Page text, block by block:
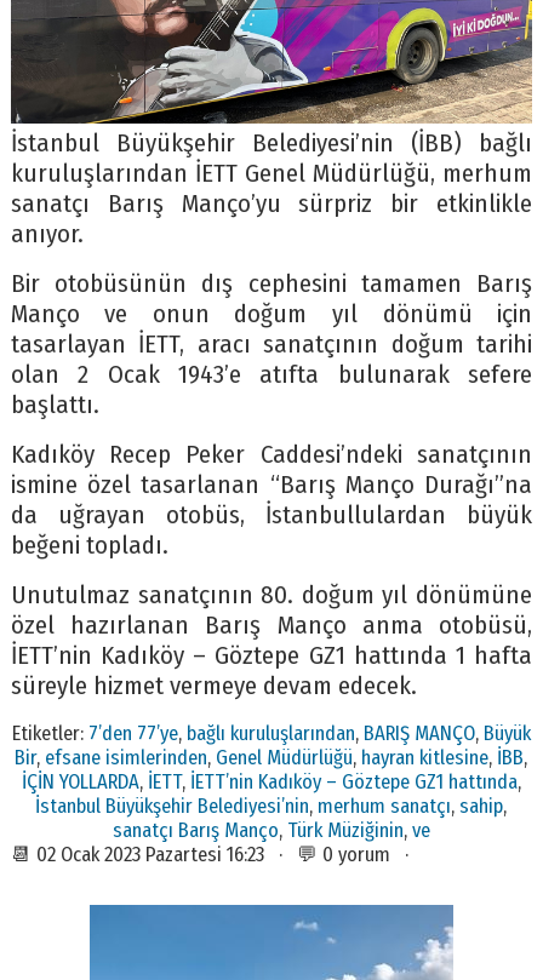
İstanbul Büyükşehir Belediyesi’nin (İBB) bağlı
kuruluşlarından İETT Genel Müdürlüğü, merhum
sanatçı Barış Manço’yu sürpriz bir etkinlikle
anıyor.
Bir otobüsünün dış cephesini tamamen Barış
Manço ve onun doğum yıl dönümü için
tasarlayan İETT, aracı sanatçının doğum tarihi
olan 2 Ocak 1943’e atıfta bulunarak sefere
başlattı.
Kadıköy Recep Peker Caddesi’ndeki sanatçının
ismine özel tasarlanan “Barış Manço Durağı”na
da uğrayan otobüs, İstanbullulardan büyük
beğeni topladı.
Unutulmaz sanatçının 80. doğum yıl dönümüne
özel hazırlanan Barış Manço anma otobüsü,
İETT’nin Kadıköy – Göztepe GZ1 hattında 1 hafta
süreyle hizmet vermeye devam edecek.
Etiketler: 7’den 77’ye, bağlı kuruluşlarından, BARIŞ MANÇO, Büyük
Bir, efsane isimlerinden, Genel Müdürlüğü, hayran kitlesine, İBB,
İÇİN YOLLARDA, İETT, İETT’nin Kadıköy – Göztepe GZ1 hattında,
İstanbul Büyükşehir Belediyesi’nin, merhum sanatçı,sahip,
sanatçı Barış Manço, Türk Müziğinin, ve
📆 02 Ocak 2023 Pazartesi 16:23 · 💬 0 yorum ·